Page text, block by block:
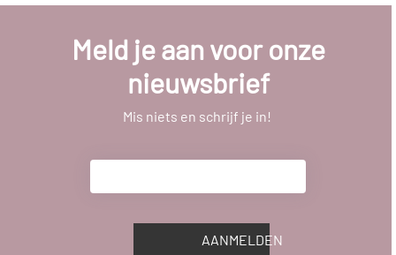
Meld je aan voor onze
nieuwsbrief
Mis niets en schrijf je in!
AANMELDEN